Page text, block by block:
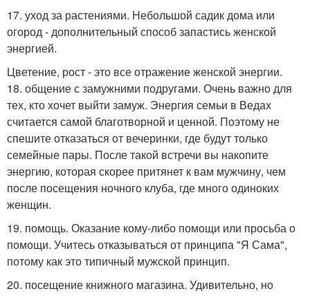
17. уход за растениями. Небольшой садик дома или
огород - дополнительный способ запастись женской
энергией.
Цветение, рост - это все отражение женской энергии.
18. общение с замужними подругами. Очень важно для
тех, кто хочет выйти замуж. Энергия семьи в Ведах
считается самой благотворной и ценной. Поэтому не
спешите отказаться от вечеринки, где будут только
семейные пары. После такой встречи вы накопите
энергию, которая скорее притянет к вам мужчину, чем
после посещения ночного клуба, где много одиноких
женщин.
19. помощь. Оказание кому-либо помощи или просьба о
помощи. Учитесь отказываться от принципа "Я Сама",
потому как это типичный мужской принцип.
20. посещение книжного магазина. Удивительно, но